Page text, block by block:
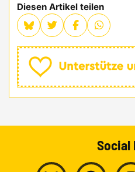
Diesen Artikel teilen
Social